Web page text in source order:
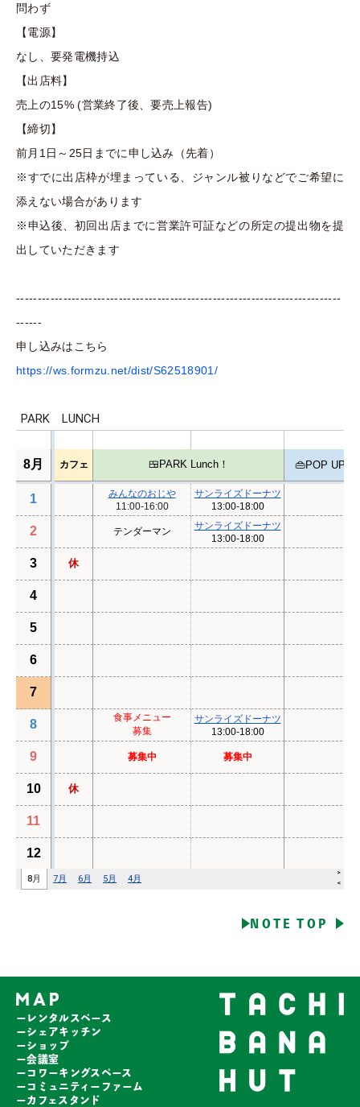
問わず
【電源】
なし、要発電機持込
【出店料】
売上の15% (営業終了後、要売上報告)
【締切】
前月1日～25日までに申し込み（先着）
※すでに出店枠が埋まっている、ジャンル被りなどでご希望に
添えない場合があります
※申込後、初回出店までに営業許可証などの所定の提出物を提
出していただきます
----------------------------------------------------------------------------
------
申し込みはこちら
https://ws.formzu.net/dist/S62518901/
NOTE TOP
ーレンタルスペース
ーシェアキッチン
ーショップ
ー会議室
ーコワーキングスペース
ーコミュニティーファーム
ーカフェスタンド